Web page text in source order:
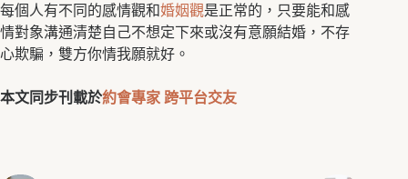
每個人有不同的感情觀和婚姻觀是正常的，只要能和感
情對象溝通清楚自己不想定下來或沒有意願結婚，不存
心欺騙，雙方你情我願就好。
本文同步刊載於約會專家 跨平台交友